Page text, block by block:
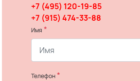
+7 (495) 120-19-85
+7 (915) 474-33-88
Имя *
Телефон*